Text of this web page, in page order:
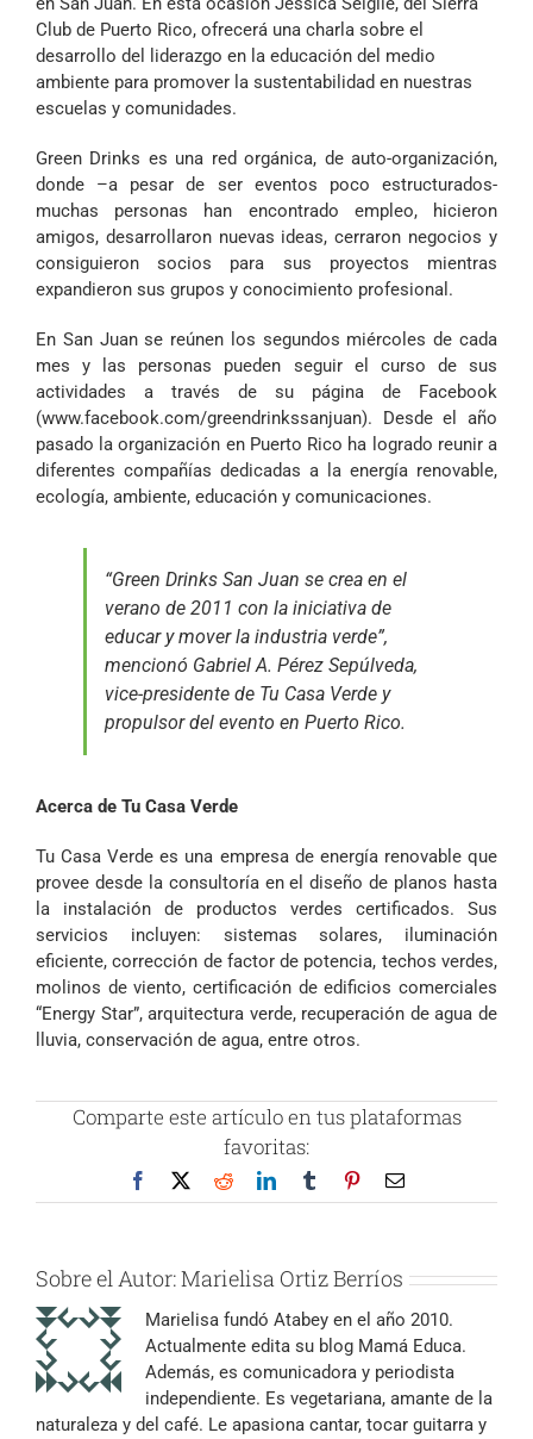
Club de Puerto Rico, ofrecerá una charla sobre el
desarrollo del liderazgo en la educación del medio
ambiente para promover la sustentabilidad en nuestras
escuelas y comunidades.
Green Drinks es una red orgánica, de auto-organización,
donde –a pesar de ser eventos poco estructurados-
muchas personas han encontrado empleo, hicieron
amigos, desarrollaron nuevas ideas, cerraron negocios y
consiguieron socios para sus proyectos mientras
expandieron sus grupos y conocimiento profesional.
En San Juan se reúnen los segundos miércoles de cada
mes y las personas pueden seguir el curso de sus
actividades a través de su página de Facebook
(www.facebook.com/greendrinkssanjuan). Desde el año
pasado la organización en Puerto Rico ha logrado reunir a
diferentes compañías dedicadas a la energía renovable,
ecología, ambiente, educación y comunicaciones.
“Green Drinks San Juan se crea en el
verano de 2011 con la iniciativa de
educar y mover la industria verde”,
mencionó Gabriel A. Pérez Sepúlveda,
vice-presidente de Tu Casa Verde y
propulsor del evento en Puerto Rico.
Acerca de Tu Casa Verde
Tu Casa Verde es una empresa de energía renovable que
provee desde la consultoría en el diseño de planos hasta
la instalación de productos verdes certificados. Sus
servicios incluyen: sistemas solares, iluminación
eficiente, corrección de factor de potencia, techos verdes,
molinos de viento, certificación de edificios comerciales
“Energy Star”, arquitectura verde, recuperación de agua de
lluvia, conservación de agua, entre otros.
Comparte este artículo en tus plataformas
favoritas:
Facebook RedditLinkedInTumblr PinterestCorreo
electrónico
Sobre el Autor:Marielisa Ortiz Berríos
Marielisa fundó Atabey en el año 2010.
Actualmente edita su blog Mamá Educa.
Además, es comunicadora y periodista
independiente. Es vegetariana, amante de la
naturaleza y del café. Le apasiona cantar, tocar guitarra y